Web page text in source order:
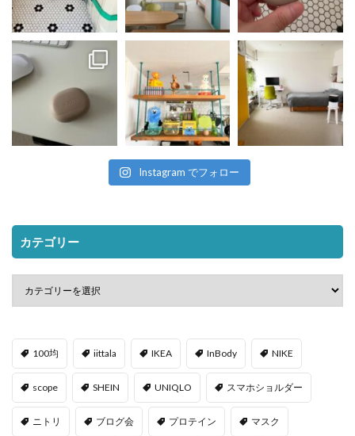
Instagram でフォロー
カテゴリー
100均 iittala IKEA InBody NIKE
scope SHEIN UNIQLO スマホショルダー
ニトリ ブログ会 プロテイン マスク